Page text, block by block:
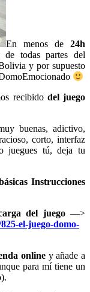
En menos de 24h
de todas partes del
y por supuesto
recibido del juego
buenas, adictivo,
corto, interfaz
juegues tú, deja tu
Instrucciones
del juego—>
el-juego-domo-
onliney añade a
para mí tiene un